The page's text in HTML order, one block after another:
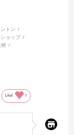
トン
ョップ
柄
Like! 0